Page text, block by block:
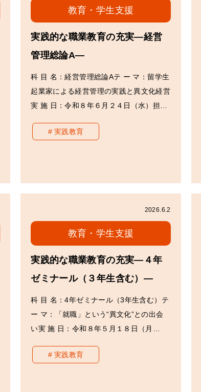
教育・学生支援
実践的な職業教育の充実―経営
管理総論A―
科 目 名：経営管理総論Aテ ー マ：留学生
起業家による経営管理の実践と異文化経営
実 施 日：令和８年６月２４日（水）担…
実践教育
2026.6.2
教育・学生支援
実践的な職業教育の充実―４年
ゼミナール（３年生含む）―
科 目 名：4年ゼミナール（3年生含む）テ
ー マ：「就職」という“異文化”との出会
い実 施 日：令和８年５月１８日（月…
実践教育